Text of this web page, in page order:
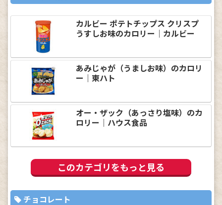
カルビー ポテトチップス クリスプ
うすしお味のカロリー｜カルビー
あみじゃが（うましお味）のカロリ
ー｜東ハト
オー・ザック（あっさり塩味）のカ
ロリー｜ハウス食品
このカテゴリをもっと見る
チョコレート